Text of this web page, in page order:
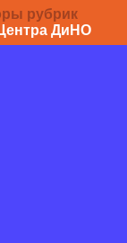
рубрик
ДиНО